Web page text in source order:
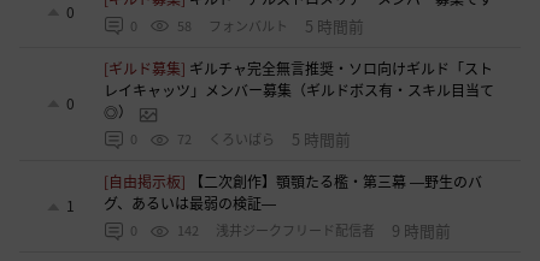
0
0 58 フォンバルト 5 時間前
0
[ギルド募集] ギルチャ完全無言推奨・ソロ向けギルド「スト
レイキャッツ」メンバー募集（ギルドボス有・スキル目当て
◎）
0 72 くろいばら 5 時間前
1
[自由掲示板]
【二次創作】顎顎たる檻・第三幕 ―野生のバ
グ、あるいは最弱の検証―
0 142 浅井ジークフリード配信者 9 時間前